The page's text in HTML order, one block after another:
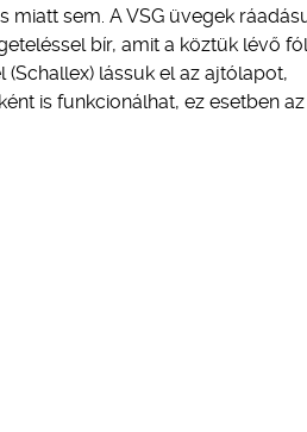
miatt sem. A VSG üvegek
bír, amit a köztük lévő
lássuk el az ajtólapot,
is funkcionálhat, ez esetben az